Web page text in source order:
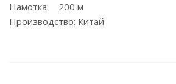
Намотка: 200 м
Производство: Китай